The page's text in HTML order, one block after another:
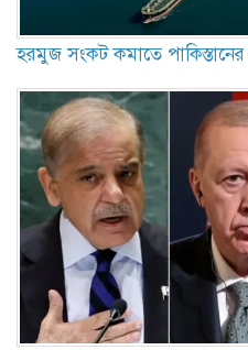
হরমুজ সংকট কমাতে